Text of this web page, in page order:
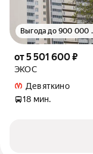
от 5 501 600 ₽
ЭКОС
Девяткино
18 мин.